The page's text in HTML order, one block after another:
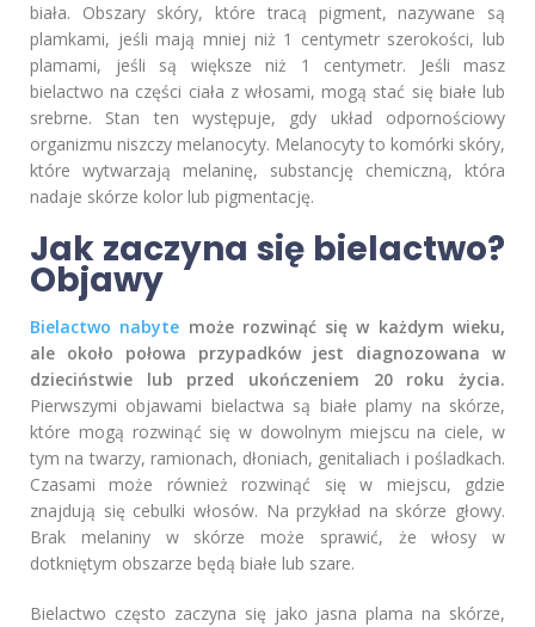
biała. Obszary skóry, które tracą pigment, nazywane są
plamkami, jeśli mają mniej niż 1 centymetr szerokości, lub
plamami, jeśli są większe niż 1 centymetr. Jeśli masz
bielactwo na części ciała z włosami, mogą stać się białe lub
srebrne. Stan ten występuje, gdy układ odpornościowy
organizmu niszczy melanocyty. Melanocyty to komórki skóry,
które wytwarzają melaninę, substancję chemiczną, która
nadaje skórze kolor lub pigmentację.
Jak zaczyna się bielactwo?
Objawy
Bielactwo nabyte może rozwinąć się w każdym wieku,
ale około połowa przypadków jest diagnozowana w
dzieciństwie lub przed ukończeniem 20 roku życia.
Pierwszymi objawami bielactwa są białe plamy na skórze,
które mogą rozwinąć się w dowolnym miejscu na ciele, w
tym na twarzy, ramionach, dłoniach, genitaliach i pośladkach.
Czasami może również rozwinąć się w miejscu, gdzie
znajdują się cebulki włosów. Na przykład na skórze głowy.
Brak melaniny w skórze może sprawić, że włosy w
dotkniętym obszarze będą białe lub szare.
Bielactwo często zaczyna się jako jasna plama na skórze,